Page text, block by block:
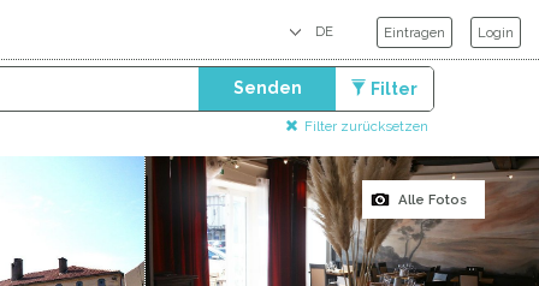
Eintragen Login
Senden Filter
Filter zurücksetzen
Alle Fotos